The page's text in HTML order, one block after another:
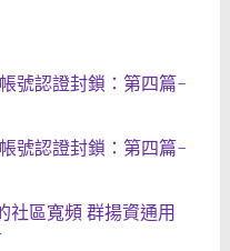
號認證封鎖：第四篇-
號認證封鎖：第四篇-
社區寬頻 群揚資通用